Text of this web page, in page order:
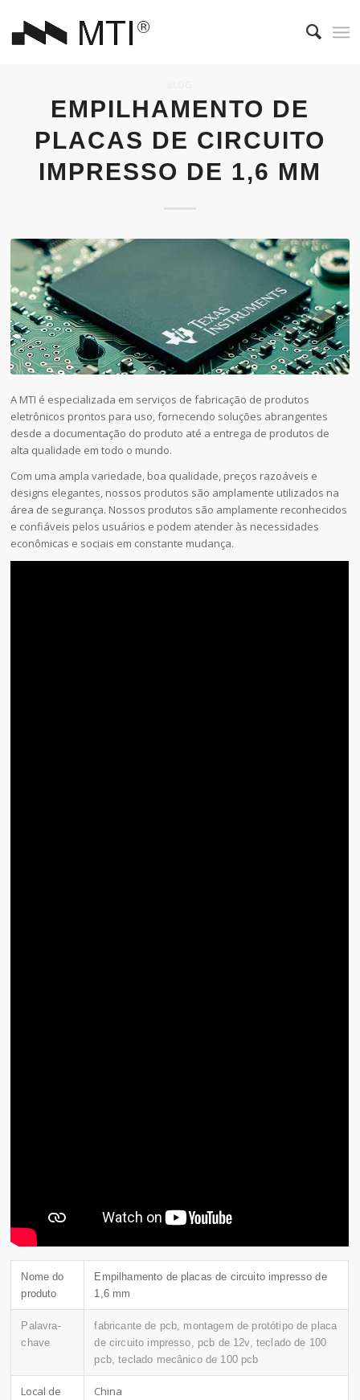
EMPILHAMENTO DE
PLACAS DE CIRCUITO
IMPRESSO DE 1,6 MM
A MTI é especializada em serviços de fabricação de produtos
eletrônicos prontos para uso, fornecendo soluções abrangentes
desde a documentação do produto até a entrega de produtos de
alta qualidade em todo o mundo.
Com uma ampla variedade, boa qualidade, preços razoáveis e
designs elegantes, nossos produtos são amplamente utilizados na
área de segurança. Nossos produtos são amplamente reconhecidos
e confiáveis pelos usuários e podem atender às necessidades
econômicas e sociais em constante mudança.
Nome do
produto
Empilhamento de placas de circuito impresso de
1,6 mm
Palavra-
chave
fabricante de pcb, montagem de protótipo de placa
de circuito impresso, pcb de 12v, teclado de 100
pcb, teclado mecânico de 100 pcb
Local de
China